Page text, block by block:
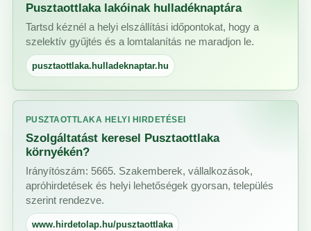
Pusztaottlaka lakóinak hulladéknaptára
Tartsd kéznél a helyi elszállítási időpontokat, hogy a
szelektív gyűjtés és a lomtalanítás ne maradjon le.
pusztaottlaka.hulladeknaptar.hu
PUSZTAOTTLAKA HELYI HIRDETÉSEI
Szolgáltatást keresel Pusztaottlaka
környékén?
Irányítószám: 5665. Szakemberek, vállalkozások,
apróhirdetések és helyi lehetőségek gyorsan, település
szerint rendezve.
www.hirdetolap.hu/pusztaottlaka